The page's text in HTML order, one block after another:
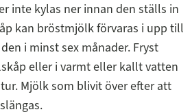
inte kylas ner innan den ställs in
kan bröstmjölk förvaras i upp till
i minst sex månader. Fryst
eller i varmt eller kallt vatten
Mjölk som blivit över efter att